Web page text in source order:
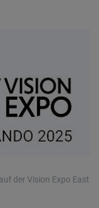
der Vision Expo East